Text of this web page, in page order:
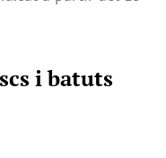
i batuts